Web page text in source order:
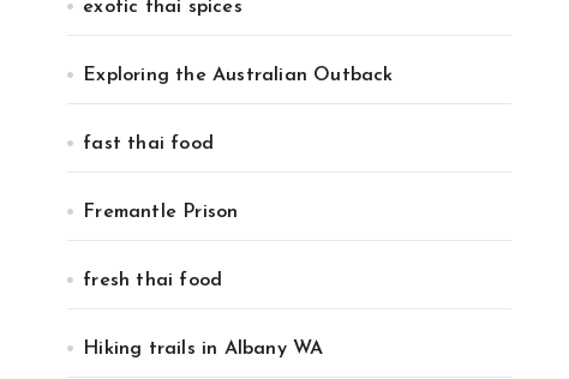
exotic thai spices
Exploring the Australian Outback
fast thai food
Fremantle Prison
fresh thai food
Hiking trails in Albany WA